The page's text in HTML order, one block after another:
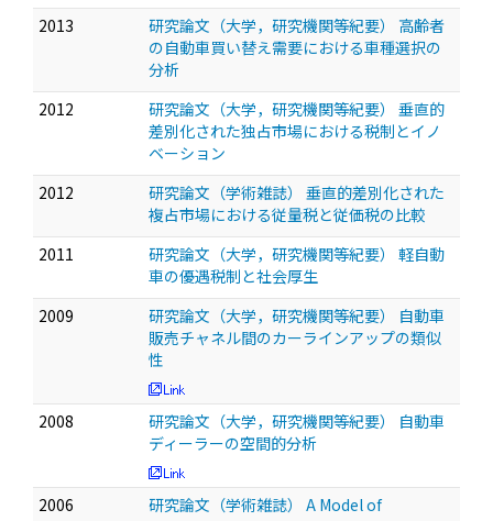
2013
研究論文（大学，研究機関等紀要） 高齢者
の自動車買い替え需要における車種選択の
分析
2012
研究論文（大学，研究機関等紀要） 垂直的
差別化された独占市場における税制とイノ
ベーション
2012
研究論文（学術雑誌） 垂直的差別化された
複占市場における従量税と従価税の比較
2011
研究論文（大学，研究機関等紀要） 軽自動
車の優遇税制と社会厚生
2009
研究論文（大学，研究機関等紀要） 自動車
販売チャネル間のカーラインアップの類似
性
2008
研究論文（大学，研究機関等紀要） 自動車
ディーラーの空間的分析
2006
研究論文（学術雑誌） A Model of